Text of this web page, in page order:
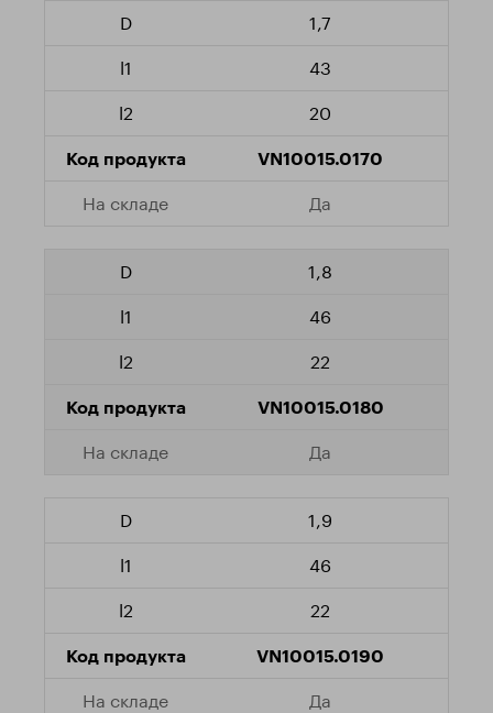
1,7
43
20
VN10015.0170
Да
1,8
46
22
VN10015.0180
Да
1,9
46
22
VN10015.0190
Да